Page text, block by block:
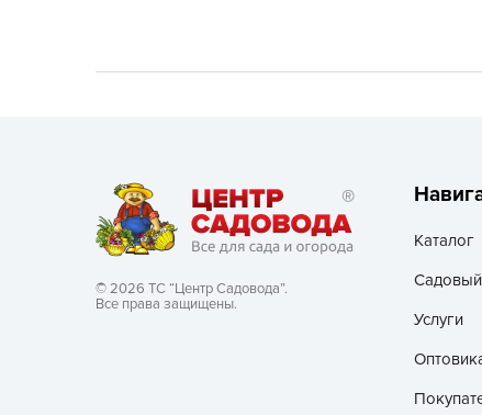
© 2026 ТС “Центр Садовода”.
Все права защищены.
Каталог
Услуги